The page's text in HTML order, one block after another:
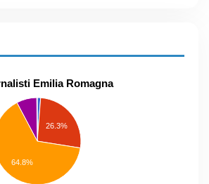
Emilia Romagna
26.3%
64.8%